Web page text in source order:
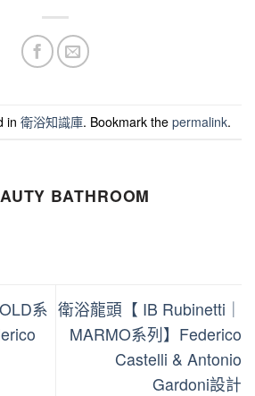
in 衛浴知識庫. Bookmark the permalink.
BATHROOM
系 衛浴龍頭【 IB Rubinetti｜
MARMO系列】Federico
Castelli & Antonio
Gardoni設計